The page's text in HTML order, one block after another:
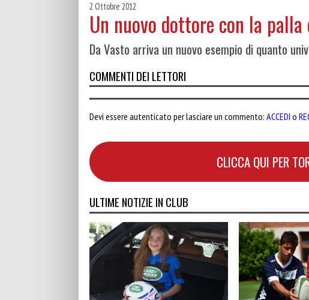
2 Ottobre 2012
Un nuovo dottore con la
Da Vasto arriva un nuovo esempio di quanto
COMMENTI DEI LETTORI
Devi essere autenticato per lasciare un commento: ACCEDI o
CLICCA QUI PER
ULTIME NOTIZIE IN CLUB